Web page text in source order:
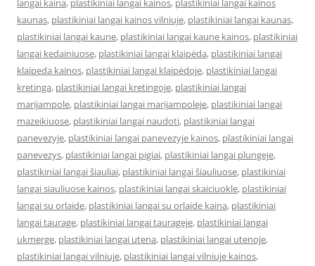
langai kaina, plastikiniai langai kainos, plastikiniai langai kainos
kaunas, plastikiniai langai kainos vilniuje, plastikiniai langai kaunas,
plastikiniai langai kaune, plastikiniai langai kaune kainos, plastikiniai
langai kedainiuose, plastikiniai langai klaipėda, plastikiniai langai
klaipeda kainos, plastikiniai langai klaipėdoje, plastikiniai langai
kretinga, plastikiniai langai kretingoje, plastikiniai langai
marijampole, plastikiniai langai marijampoleje, plastikiniai langai
mazeikiuose, plastikiniai langai naudoti, plastikiniai langai
panevezyje, plastikiniai langai panevezyje kainos, plastikiniai langai
panevezys, plastikiniai langai pigiai, plastikiniai langai plungeje,
plastikiniai langai šiauliai, plastikiniai langai šiauliuose, plastikiniai
langai siauliuose kainos, plastikiniai langai skaiciuokle, plastikiniai
langai su orlaide, plastikiniai langai su orlaide kaina, plastikiniai
langai taurage, plastikiniai langai taurageje, plastikiniai langai
ukmerge, plastikiniai langai utena, plastikiniai langai utenoje,
plastikiniai langai vilniuje, plastikiniai langai vilniuje kainos,